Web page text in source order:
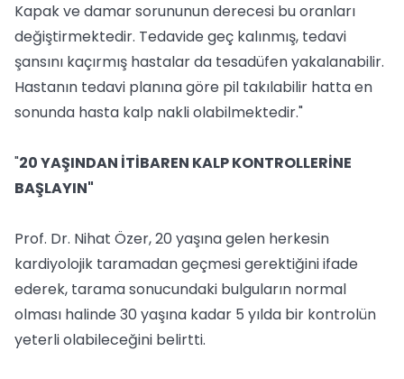
Kapak ve damar sorununun derecesi bu oranları
değiştirmektedir. Tedavide geç kalınmış, tedavi
şansını kaçırmış hastalar da tesadüfen yakalanabilir.
Hastanın tedavi planına göre pil takılabilir hatta en
sonunda hasta kalp nakli olabilmektedir."
"20 YAŞINDAN İTİBAREN KALP KONTROLLERİNE
BAŞLAYIN"
Prof. Dr. Nihat Özer, 20 yaşına gelen herkesin
kardiyolojik taramadan geçmesi gerektiğini ifade
ederek, tarama sonucundaki bulguların normal
olması halinde 30 yaşına kadar 5 yılda bir kontrolün
yeterli olabileceğini belirtti.